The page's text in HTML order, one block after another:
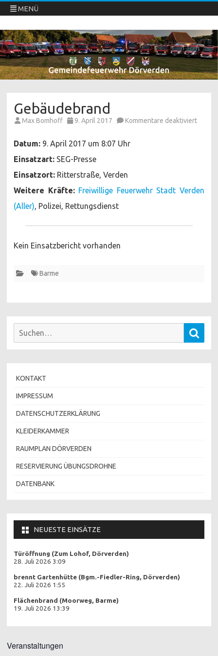
MENÜ
Freiwillige Feuerwehren Dörverden
Direkt
zum
Inhalt
springen
Gebäudebrand
Max Bomhoff 9. April 2017 Kommentare deaktiviertfür
Datum: 9. April 2017 um 8:07 Uhr
Einsatzart: SEG-Presse
Einsatzort: Ritterstraße, Verden
Weitere Kräfte: Freiwillige Feuerwehr Stadt Verden
(Aller) , Polizei, Rettungsdienst
Kein Einsatzbericht vorhanden
Barme
Suchen
KONTAKT
IMPRESSUM
DATENSCHUTZERKLÄRUNG
KLEIDERKAMMER
RAUMPLAN DÖRVERDEN
RESERVIERUNG ÜBUNGSDROHNE
DATENBANK
NEUESTE EINSÄTZE
Türöffnung (Zum Lohof, Dörverden)
28. Juli 2026 3:09
brennt Gartenhütte (Bgm.-Fiedler-Ring, Dörverden)
22. Juli 2026 1:55
Flächenbrand (Moorweg, Barme)
19. Juli 2026 13:39
Veranstaltungen